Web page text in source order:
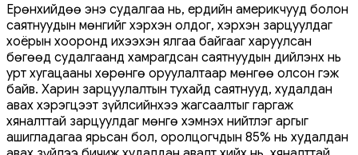
Ерөнхийдөө энэ судалгаа нь, ердийн америкчууд болон
саятнуудын мөнгийг хэрхэн олдог, хэрхэн зарцуулдаг
хоёрын хооронд ихээхэн ялгаа байгааг харуулсан
бөгөөд судалгаанд хамрагдсан саятнуудын дийлэнх нь
урт хугацааны хөрөнгө оруулалтаар мөнгөө олсон гэж
байв. Харин зарцуулалтын тухайд саятнууд, худалдан
авах хэрэгцээт зүйлсийнхээ жагсаалтыг гаргаж
хяналттай зарцуулдаг мөнгө хэмнэх нийтлэг аргыг
ашигладагаа ярьсан бол, оролцогчдын 85% нь худалдан